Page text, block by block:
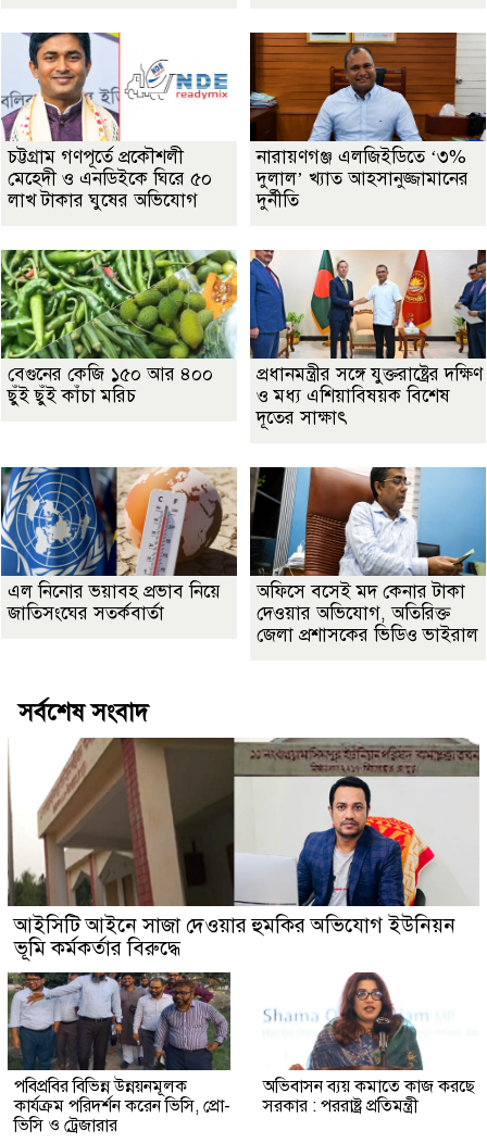
চট্টগ্রাম গণপূর্তে প্রকৌশলী
মেহেদী ও এনডিইকে ঘিরে ৫০
লাখ টাকার ঘুষের অভিযোগ
নারায়ণগঞ্জ এলজিইডিতে ‘৩%
দুলাল’ খ্যাত আহসানুজ্জামানের
দুর্নীতি
বেগুনের কেজি ১৫০ আর ৪০০
ছুঁই ছুঁই কাঁচা মরিচ
প্রধানমন্ত্রীর সঙ্গে যুক্তরাষ্ট্রের দক্ষিণ
ও মধ্য এশিয়াবিষয়ক বিশেষ
দূতের সাক্ষাৎ
এল নিনোর ভয়াবহ প্রভাব নিয়ে
জাতিসংঘের সতর্কবার্তা
অফিসে বসেই মদ কেনার টাকা
দেওয়ার অভিযোগ, অতিরিক্ত
জেলা প্রশাসকের ভিডিও ভাইরাল
সর্বশেষ সংবাদ
আইসিটি আইনে সাজা দেওয়ার হুমকির অভিযোগ ইউনিয়ন
ভূমি কর্মকর্তার বিরুদ্ধে
পবিপ্রবির বিভিন্ন উন্নয়নমূলক
কার্যক্রম পরিদর্শন করেন ভিসি, প্রো-
ভিসি ও ট্রেজারার
অভিবাসন ব্যয় কমা‌তে কাজ কর‌ছে
সরকার : পররাষ্ট্র প্রতিমন্ত্রী